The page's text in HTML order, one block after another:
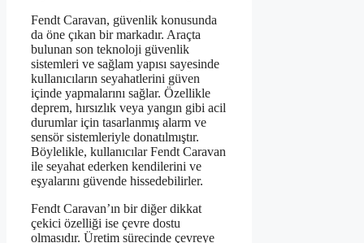
Fendt Caravan, güvenlik konusunda
da öne çıkan bir markadır. Araçta
bulunan son teknoloji güvenlik
sistemleri ve sağlam yapısı sayesinde
kullanıcıların seyahatlerini güven
içinde yapmalarını sağlar. Özellikle
deprem, hırsızlık veya yangın gibi acil
durumlar için tasarlanmış alarm ve
sensör sistemleriyle donatılmıştır.
Böylelikle, kullanıcılar Fendt Caravan
ile seyahat ederken kendilerini ve
eşyalarını güvende hissedebilirler.
Fendt Caravan’ın bir diğer dikkat
çekici özelliği ise çevre dostu
olmasıdır. Üretim sürecinde çevreye